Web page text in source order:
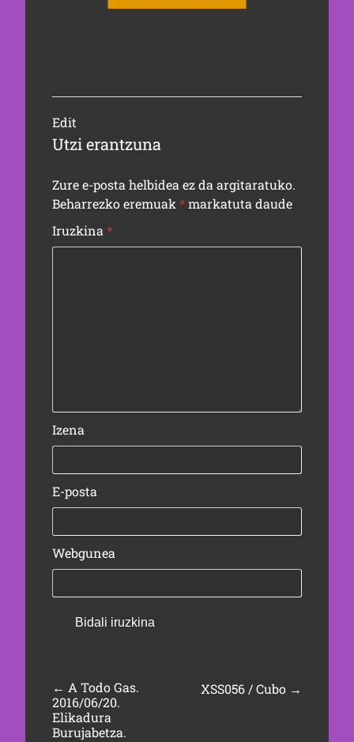
Edit
Utzi erantzuna
Zure e-posta helbidea ez da argitaratuko.
Beharrezko eremuak *markatuta daude
Iruzkina *
Izena
E-posta
Webgunea
← A Todo Gas.
2016/06/20.
Elikadura
Burujabetza.
XSS056 / Cubo →